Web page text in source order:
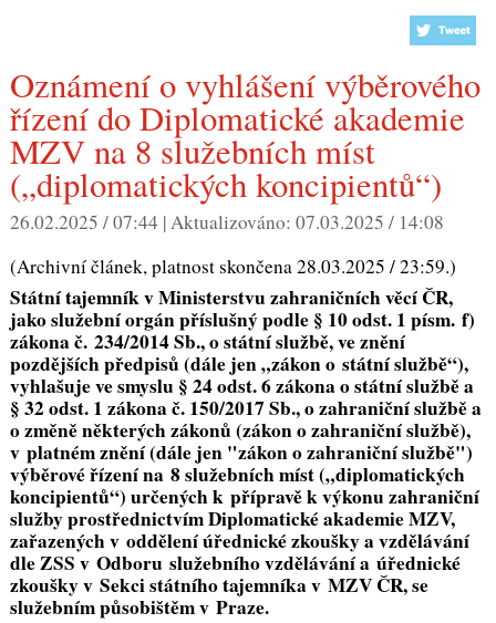
Oznámení o vyhlášení výběrového
řízení do Diplomatické akademie
MZV na 8 služebních míst
(„diplomatických koncipientů“)
26.02.2025 / 07:44 |Aktualizováno: 07.03.2025 / 14:08
(Archivní článek, platnost skončena 28.03.2025 / 23:59.)
Státní tajemník v Ministerstvu zahraničních věcí ČR,
jako služební orgán příslušný podle § 10 odst. 1 písm. f)
zákona č. 234/2014 Sb., o státní službě, ve znění
pozdějších předpisů (dále jen „zákon o státní službě“),
vyhlašuje ve smyslu § 24 odst. 6 zákona o státní službě a
§ 32 odst. 1 zákona č. 150/2017 Sb., o zahraniční službě a
o změně některých zákonů (zákon o zahraniční službě),
v platném znění (dále jen "zákon o zahraniční službě")
výběrové řízení na 8 služebních míst („diplomatických
koncipientů“) určených k přípravě k výkonu zahraniční
služby prostřednictvím Diplomatické akademie MZV,
zařazených v oddělení úřednické zkoušky a vzdělávání
dle ZSS v Odboru služebního vzdělávání a úřednické
zkoušky v Sekci státního tajemníka v MZV ČR, se
služebním působištěm v Praze.